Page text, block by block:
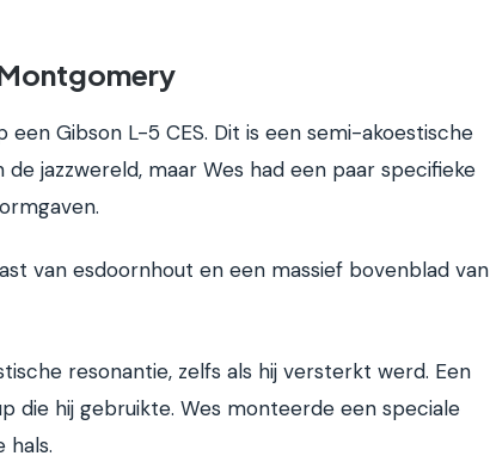
Gibson L-5 CES. Dit is een semi-akoestische
jazzwereld, maar Wes had een paar specifieke
van esdoornhout en een massief bovenblad van
resonantie, zelfs als hij versterkt werd. Een
die hij gebruikte. Wes monteerde een speciale
hals.